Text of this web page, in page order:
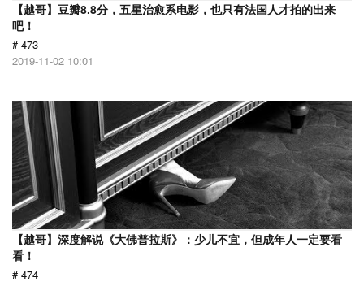
【越哥】豆瓣8.8分，五星治愈系电影，也只有法国人才拍的出来
吧！
# 473
2019-11-02 10:01
【越哥】深度解说《大佛普拉斯》：少儿不宜，但成年人一定要看
看！
# 474